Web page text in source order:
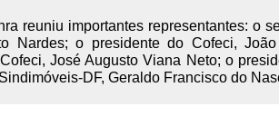
reuniu importantes representantes: o
Nardes; o presidente do Cofeci,
José Augusto Viana Neto; o
DF, Geraldo Francisco do